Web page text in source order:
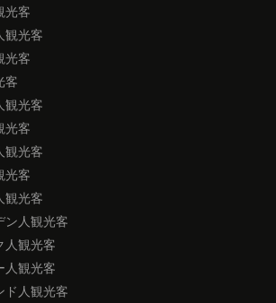
光客
観光客
光客
客
観光客
光客
観光客
光客
観光客
ン人観光客
人観光客
人観光客
ド人観光客